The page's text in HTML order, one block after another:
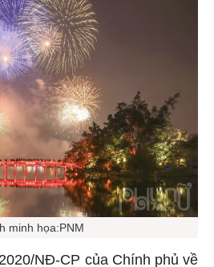
minh họa:PNM
NĐ-CP của Chính phủ về